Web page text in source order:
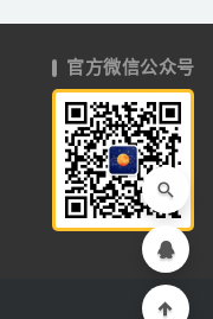
官方微信公众号